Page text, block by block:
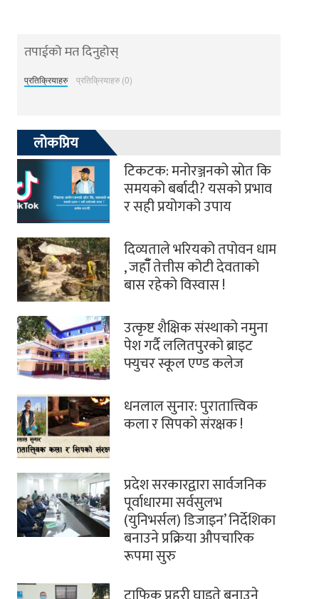
तपाईको मत दिनुहोस्
प्रतिक्रियाहरु प्रतिक्रियाहरु (0)
लोकप्रिय
टिकटक: मनोरञ्जनको स्रोत कि
समयको बर्बादी? यसको प्रभाव
र सही प्रयोगको उपाय
दिव्यताले भरियको तपोवन धाम
, जहाँँ तेत्तीस कोटी देवताको
बास रहेको विस्वास !
उत्कृष्ट शैक्षिक संस्थाको नमुना
पेश गर्दै ललितपुरको ब्राइट
फ्युचर स्कूल एण्ड कलेज
धनलाल सुनार: पुरातात्त्विक
कला र सिपको संरक्षक !
प्रदेश सरकारद्वारा सार्वजनिक
पूर्वाधारमा सर्वसुलभ
(युनिभर्सल) डिजाइन’ निर्देशिका
बनाउने प्रक्रिया औपचारिक
रूपमा सुरु